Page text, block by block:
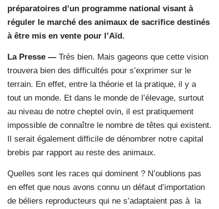
préparatoires d’un programme national visant à
réguler le marché des animaux de sacrifice destinés
à être mis en vente pour l’Aïd.
La Presse — Très bien. Mais gageons que cette vision
trouvera bien des difficultés pour s’exprimer sur le
terrain. En effet, entre la théorie et la pratique, il y a
tout un monde. Et dans le monde de l’élevage, surtout
au niveau de notre cheptel ovin, il est pratiquement
impossible de connaître le nombre de têtes qui existent.
Il serait également difficile de dénombrer notre capital
brebis par rapport au reste des animaux.
Quelles sont les races qui dominent ? N’oublions pas
en effet que nous avons connu un défaut d’importation
de béliers reproducteurs qui ne s’adaptaient pas à la